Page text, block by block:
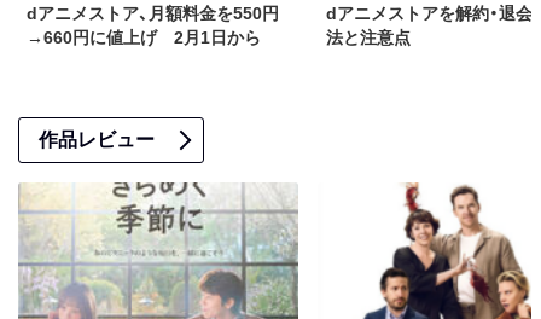
dアニメストア、月額料金を550円
→660円に値上げ 2月1日から
dアニメストアを解約・退会
法と注意点
作品レビュー